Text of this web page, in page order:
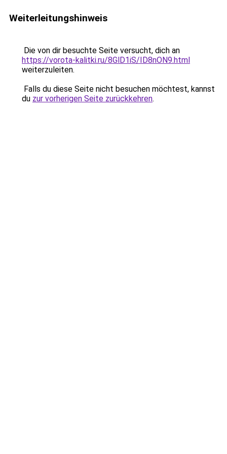
Weiterleitungshinweis
Die von dir besuchte Seite versucht, dich an
https://vorota-kalitki.ru/8GlD1iS/ID8nON9.html
weiterzuleiten.
Falls du diese Seite nicht besuchen möchtest, kannst
du zur vorherigen Seite zurückkehren.